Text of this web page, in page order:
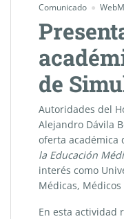
Comunicado
de
Autoridades del
Alejandro Dávila
oferta académica
la Educación
interés como
Médicas,
En esta actividad